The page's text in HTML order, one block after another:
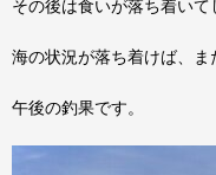
その後は食いが落ち着いて
海の状況が落ち着けば、ま
午後の釣果です。